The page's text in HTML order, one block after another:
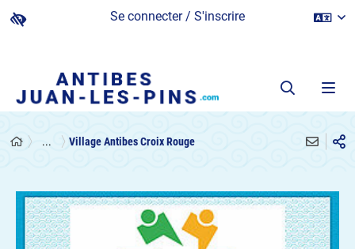
Se connecter / S'inscrire
... Village Antibes Croix Rouge